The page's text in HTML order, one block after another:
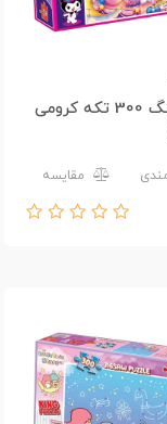
پازل کینگ 300 تکه کرومی
مقایسه